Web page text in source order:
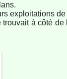
exploitations
trouvait à côté